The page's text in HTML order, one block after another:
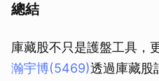
總結
庫藏股不只是護盤工具，
瀚宇博(5469)透過庫藏股